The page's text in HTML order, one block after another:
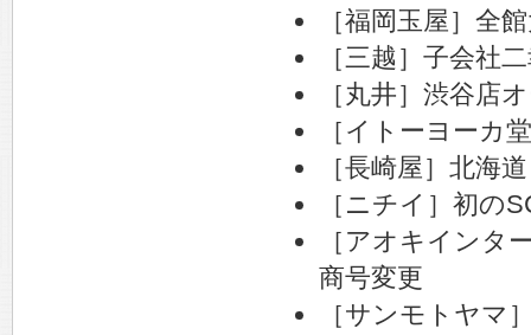
［福岡玉屋］全
［三越］子会社
［丸井］渋谷店
［イトーヨーカ
［長崎屋］北海
［ニチイ］初の
［アオキインタ
商号変更
［サンモトヤマ